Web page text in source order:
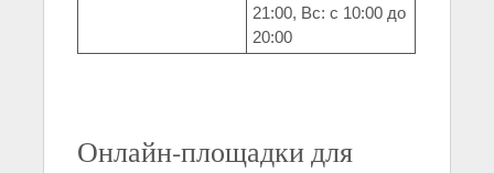
21:00, Вс: с 10:00 до
20:00
Онлайн-площадки для